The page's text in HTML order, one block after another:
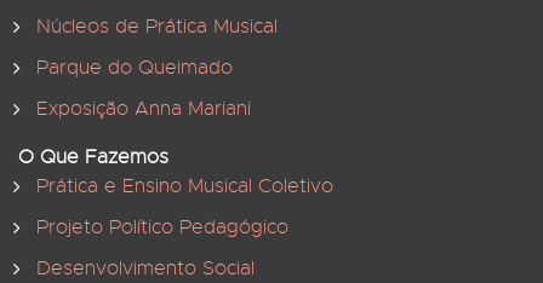
Núcleos de Prática Musical
Parque do Queimado
Exposição Anna Mariani
O Que Fazemos
Prática e Ensino Musical Coletivo
Projeto Político Pedagógico
Desenvolvimento Social